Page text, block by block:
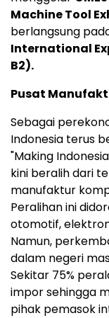
Machine Tool
berlangsung
International
B2).
Pusat
Sebagai
Indonesia terus
"Making
kini beralih dari
manufaktur
Peralihan ini
otomotif,
Namun,
dalam negeri
Sekitar 75%
impor sehingga
pihak pemasok